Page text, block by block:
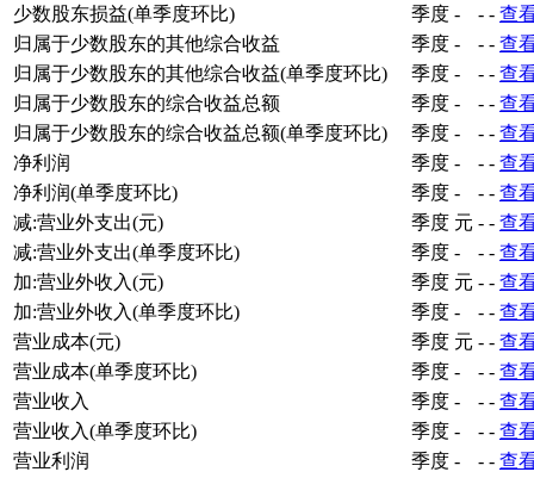
少数股东损益(单季度环比) 季度 - - - 查
归属于少数股东的其他综合收益
季度 - - - 查
归属于少数股东的其他综合收益(单季度环比)
季度 - - - 查
归属于少数股东的综合收益总额
季度 - - - 查
归属于少数股东的综合收益总额(单季度环比)
季度 - - - 查
净利润
季度 - - - 查
净利润(单季度环比)
季度 - - - 查
减:营业外支出(元)
季度 元 - - 查
减:营业外支出(单季度环比)
季度 - - - 查
加:营业外收入(元)
季度 元 - - 查
加:营业外收入(单季度环比)
季度 - - - 查
营业成本(元)
季度 元 - - 查
营业成本(单季度环比)
季度 - - - 查
营业收入
季度 - - - 查
营业收入(单季度环比)
季度 - - - 查
营业利润
季度 - - - 查